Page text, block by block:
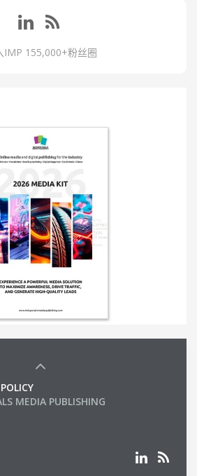
IMP 155,000+粉丝圈
MEDIA PUBLISHING